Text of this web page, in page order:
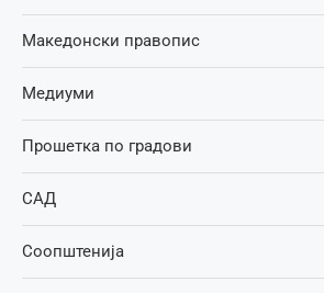
Македонски правопис
Медиуми
Прошетка по градови
САД
Соопштенија